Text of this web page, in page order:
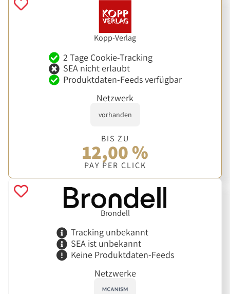
Kopp-Verlag
2 Tage Cookie-Tracking
SEA nicht erlaubt
Produktdaten-Feeds verfügbar
Netzwerk
vorhanden
BIS ZU
12,00 %
PAY PER CLICK
Brondell
Tracking unbekannt
SEA ist unbekannt
Keine Produktdaten-Feeds
Netzwerke